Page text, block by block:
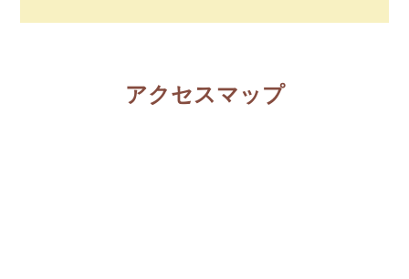
アクセスマップ